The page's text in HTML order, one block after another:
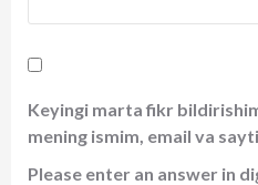
Keyingi marta fikr
mening ismim, email va
Please enter an answer in